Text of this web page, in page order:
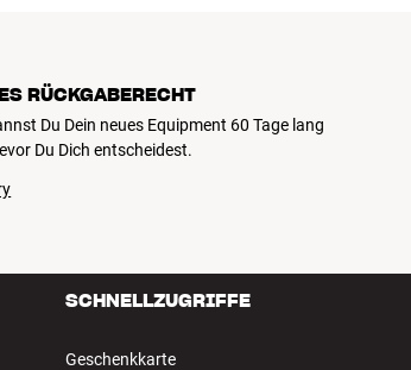
RÜCKGABERECHT
Du Dein neues Equipment 60 Tage lang
Du Dich entscheidest.
SCHNELLZUGRIFFE
Geschenkkarte